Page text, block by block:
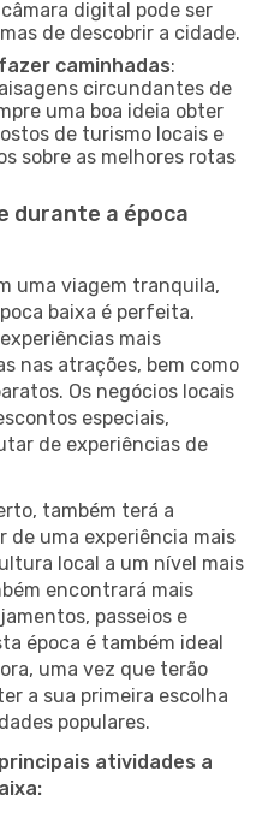
digital pode ser
de descobrir a cidade.
caminhadas:
circundantes de
uma boa ideia obter
de turismo locais e
sobre as melhores rotas
durante a época
uma viagem tranquila,
baixa é perfeita.
mais
nas atrações, bem como
Os negócios locais
especiais,
de experiências de
também terá a
uma experiência mais
local a um nível mais
encontrará mais
passeios e
época é também ideal
uma vez que terão
a sua primeira escolha
populares.
atividades a